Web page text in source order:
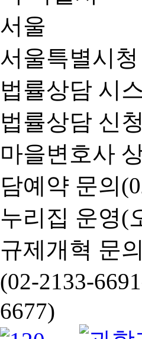
서울특별시
법률상담 시
법률상담 신
마을변호사
담예약 문의
누리집 운영(
규제개혁 문
(02-2133-
6677)